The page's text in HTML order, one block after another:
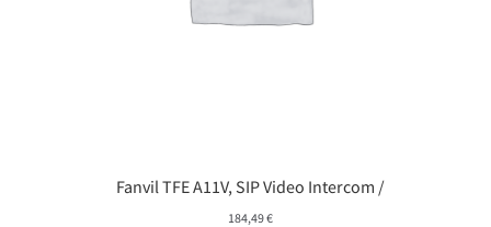
Fanvil TFE A11V, SIP Video Intercom /
184,49€